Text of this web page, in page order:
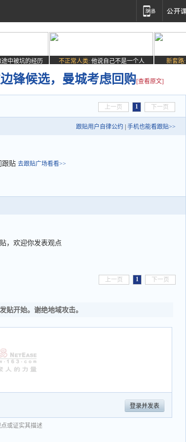
途中被坑的经历 不正常人类: 他说自己不是一个人 新套路:
锋候选，曼城考虑回购[查看原文]
上一页 1 下一页
跟贴用户自律公约 手机也能看跟贴>>
跟贴 去跟贴广场看看>>
，欢迎你发表观点
上一页 1 下一页
贴开始。谢绝地域攻击。
登录并发表
或证实其描述